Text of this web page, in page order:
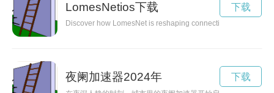
LomesNetios下载
Discover how LomesNet is reshaping connectivity solutions
下载
夜阑加速器2024年 下载